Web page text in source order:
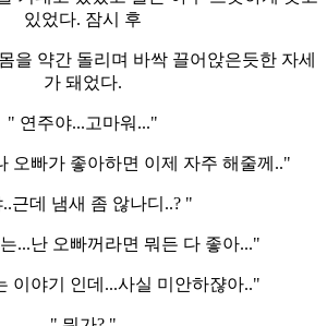
있었다. 잠시 후
을 약간 돌리며 바싹 끌어앉은듯한 자세
가 돼었다.
" 연주야...고마워..."
오빠가 좋아하면 이제 자주 해줄께.."
근데 냄새 좀 않나디..? "
...난 오빠꺼라면 뭐든 다 좋아..."
이야기 인데...사실 미안하쟎아.."